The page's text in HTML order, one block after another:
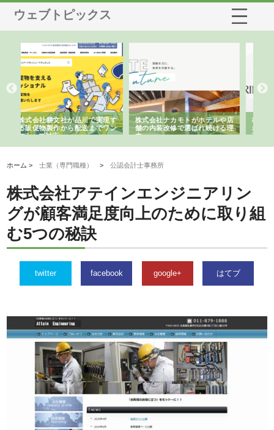
ウェブトピックス
株式会社スプリングエフが選ば
れる理由とOEMアパレル製造の
強み
桑木給食株式会社が福山市で選
ばれる手作り弁当配達の理由
ホーム >士業（専門職種） >公認会計士事務所
株式会社アテインエンジニアリン
グが顧客満足度向上のために取り組
む5つの秘訣
twitter facebook google+ はてブ